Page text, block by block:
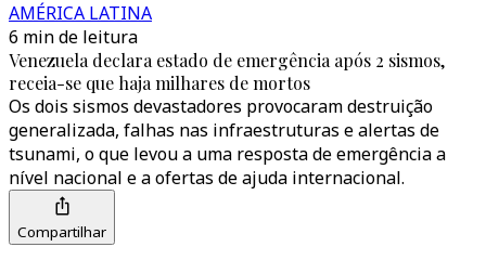
AMÉRICA LATINA
6 min de leitura
Venezuela declara estado de emergência após 2 sismos,
receia-se que haja milhares de mortos
Os dois sismos devastadores provocaram destruição
generalizada, falhas nas infraestruturas e alertas de
tsunami, o que levou a uma resposta de emergência a
nível nacional e a ofertas de ajuda internacional.
Compartilhar